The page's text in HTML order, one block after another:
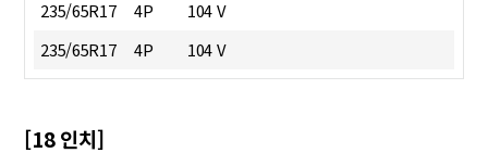
235/65R17
4P
104 V
235/65R17
4P 104 V
[18 인치]